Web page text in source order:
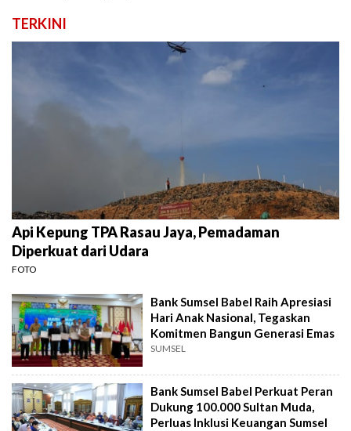
TERKINI
Api Kepung TPA Rasau Jaya, Pemadaman
Diperkuat dari Udara
FOTO
Bank Sumsel Babel Raih Apresiasi
Hari Anak Nasional, Tegaskan
Komitmen Bangun Generasi Emas
SUMSEL
Bank Sumsel Babel Perkuat Peran
Dukung 100.000 Sultan Muda,
Perluas Inklusi Keuangan Sumsel